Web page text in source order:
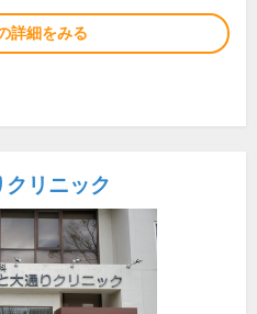
詳細をみる
リニック